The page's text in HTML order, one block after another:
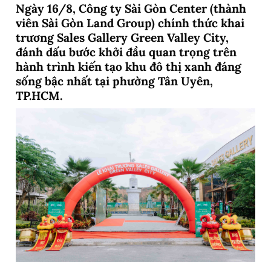
Ngày 16/8, Công ty Sài Gòn Center (thành
viên Sài Gòn Land Group) chính thức khai
trương Sales Gallery Green Valley City,
đánh dấu bước khởi đầu quan trọng trên
hành trình kiến tạo khu đô thị xanh đáng
sống bậc nhất tại phường Tân Uyên,
TP.HCM.